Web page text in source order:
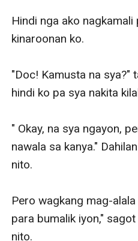
Hindi nga ako
kinaroonan ko.
"Doc! Kamusta na sya?"
hindi ko pa sya nakita
" Okay, na sya ngayon,
nawala sa kanya."
nito.
Pero wagkang mag-
para bumalik iyon,"
nito.